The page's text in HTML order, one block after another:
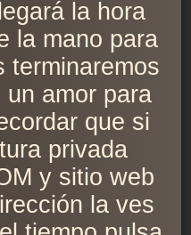
la hora
la mano para
terminaremos
amor para
que si
privada
y sitio web
la ves